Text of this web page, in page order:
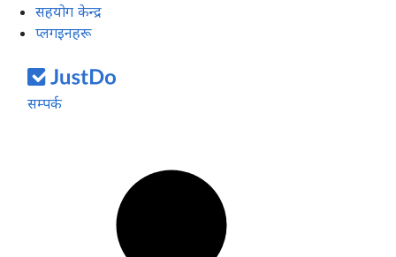
सहयोग केन्द्र
प्लगइनहरू
सम्पर्क